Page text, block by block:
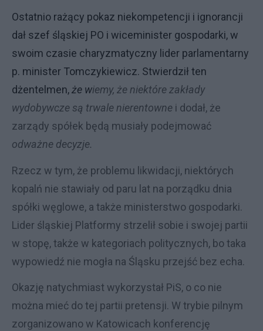
Ostatnio rażący pokaz niekompetencji i ignorancji
dał szef śląskiej PO i wiceminister gospodarki, w
swoim czasie charyzmatyczny lider parlamentarny
p. minister Tomczykiewicz. Stwierdził ten
dżentelmen,że wiemy, że niektóre zakłady
wydobywcze są trwale nierentowne i dodał, że
zarządy spółek będą musiały podejmować
odważne decyzje.
Rzecz w tym, że problemu likwidacji, niektórych
kopalń nie stawiały od paru lat na porządku dnia
spółki węglowe, a także ministerstwo gospodarki.
Lider śląskiej Platformy strzelił sobie i swojej partii
w stopę, także w kategoriach politycznych, bo taka
wypowiedź nie mogła na Śląsku przejść bez echa.
Okazję natychmiast wykorzystał PiS, o co nie
można mieć do tej partii pretensji. W trybie pilnym
zorganizowano w Katowicach konferencję